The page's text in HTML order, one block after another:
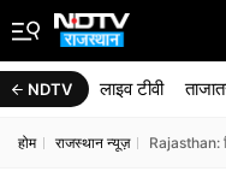
NDTV लाइव टीवी
होम राजस्थान न्यूज़ Rajasthan: